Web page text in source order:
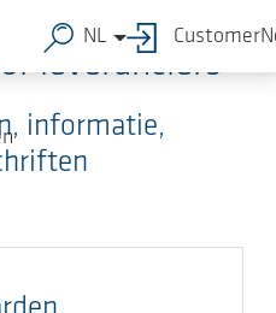
NL
leveranciers
informatie,